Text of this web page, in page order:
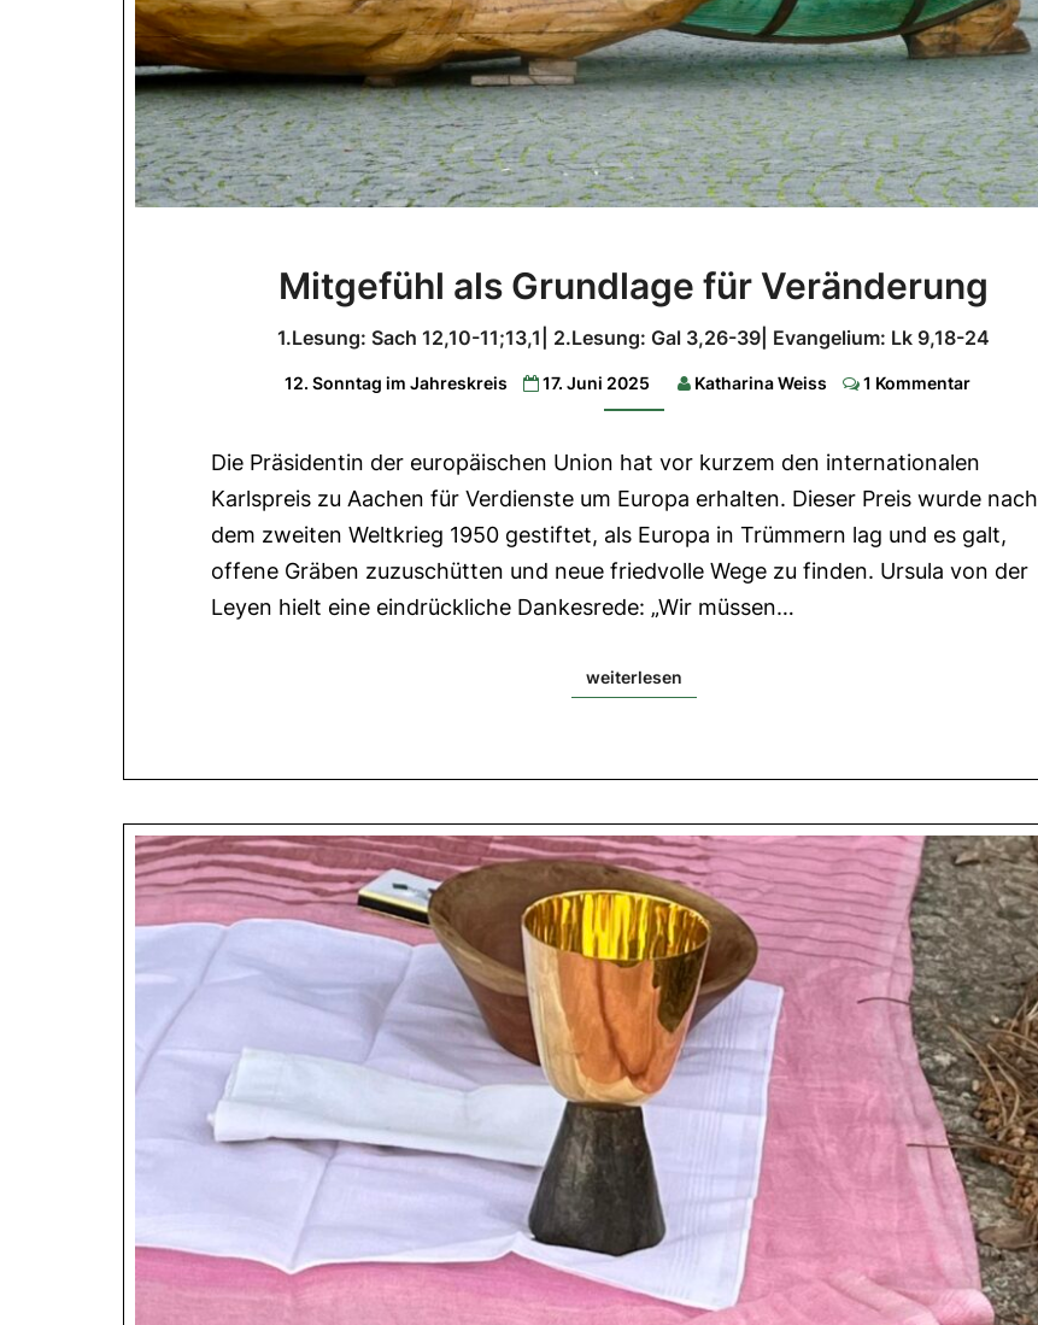
als
Grundlage
Sach
11;13,1|
Gal
39|
Lk
Mitgefühl als Grundlage für Veränderung
1.Lesung: Sach 12,10-11;13,1| 2.Lesung: Gal 3,26-39| Evangelium: Lk 9,18-24
12. Sonntag im Jahreskreis 17. Juni 2025 Katharina Weiss Comments
1 Kommentar
Die Präsidentin der europäischen Union hat vor kurzem den internationalen
Karlspreis zu Aachen für Verdienste um Europa erhalten. Dieser Preis wurde nach
dem zweiten Weltkrieg 1950 gestiftet, als Europa in Trümmern lag und es galt,
offene Gräben zuzuschütten und neue friedvolle Wege zu finden. Ursula von der
Leyen hielt eine eindrückliche Dankesrede: „Wir müssen…
weiterlesenweiterlesen